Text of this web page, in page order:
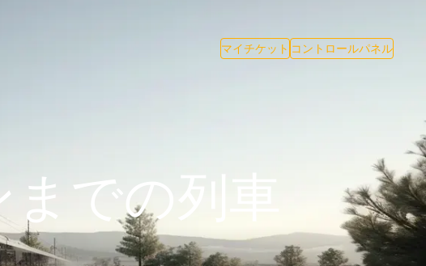
マイチケット コントロールパネル
での列車